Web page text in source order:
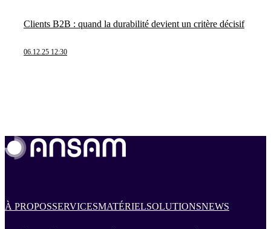
Clients B2B : quand la durabilité devient un critère décisif
06.12.25 12:30
À PROPOSSERVICESMATÉRIELSOLUTIONSNEWS